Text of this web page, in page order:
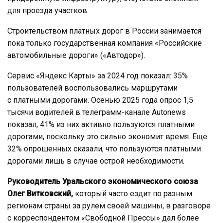
для проезда участков.
Строительством платных дорог в России занимается
пока только государственная компания «Российские
автомобильные дороги» («Автодор»).
Сервис «Яндекс Карты» за 2024 год показал: 35%
пользователей воспользовались маршрутами
с платными дорогами. Осенью 2025 года опрос 1,5
тысячи водителей в телеграмм-канале Autonews
показал, 41% из них активно пользуются платными
дорогами, поскольку это сильно экономит время. Еще
32% опрошенных сказали, что пользуются платными
дорогами лишь в случае острой необходимости.
Руководитель Уральского экономического союза
Олег Витковский, который часто ездит по разным
регионам страны за рулем своей машины, в разговоре
с корреспондентом «Свободной Прессы» дал более